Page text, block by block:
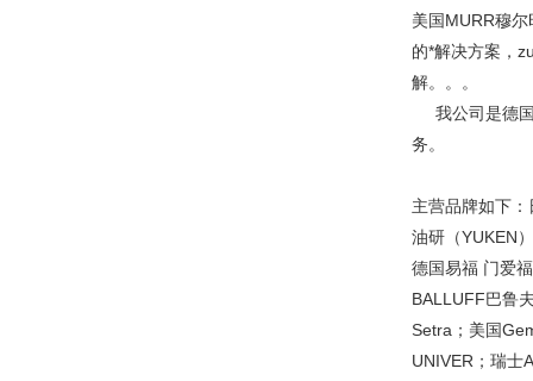
美国MURR穆
的*解决方案，
解。。。
我公司是德国
务。
主营品牌如下
油研（YUKEN
德国易福 门爱
BALLUFF巴鲁
Setra；美国
UNIVER；瑞士